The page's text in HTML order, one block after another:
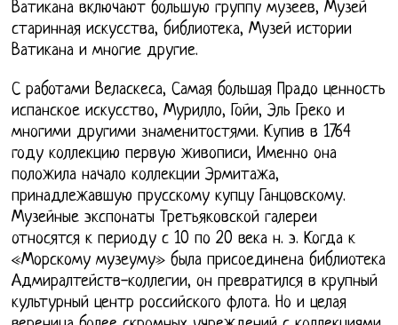
Ватикана включают большую группу музеев, Музей
старинная искусства, библиотека, Музей истории
Ватикана и многие другие.
С работами Веласкеса, Самая большая Прадо ценность
испанское искусство, Мурилло, Гойи, Эль Греко и
многими другими знаменитостями. Купив в 1764
году коллекцию первую живописи, Именно она
положила начало коллекции Эрмитажа,
принадлежавшую прусскому купцу Ганцовскому.
Музейные экспонаты Третьяковской галереи
относятся к периоду с 10 по 20 века н. э. Когда к
«Морскому музеуму» была присоединена библиотека
Адмиралтейств-коллегии, он превратился в крупный
культурный центр российского флота. Но и целая